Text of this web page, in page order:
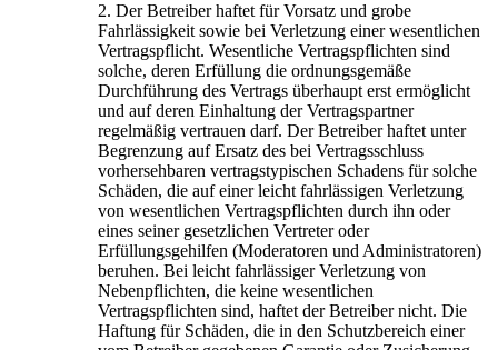
2. Der Betreiber haftet für Vorsatz und grobe
Fahrlässigkeit sowie bei Verletzung einer wesentlichen
Vertragspflicht. Wesentliche Vertragspflichten sind
solche, deren Erfüllung die ordnungsgemäße
Durchführung des Vertrags überhaupt erst ermöglicht
und auf deren Einhaltung der Vertragspartner
regelmäßig vertrauen darf. Der Betreiber haftet unter
Begrenzung auf Ersatz des bei Vertragsschluss
vorhersehbaren vertragstypischen Schadens für solche
Schäden, die auf einer leicht fahrlässigen Verletzung
von wesentlichen Vertragspflichten durch ihn oder
eines seiner gesetzlichen Vertreter oder
Erfüllungsgehilfen (Moderatoren und Administratoren)
beruhen. Bei leicht fahrlässiger Verletzung von
Nebenpflichten, die keine wesentlichen
Vertragspflichten sind, haftet der Betreiber nicht. Die
Haftung für Schäden, die in den Schutzbereich einer